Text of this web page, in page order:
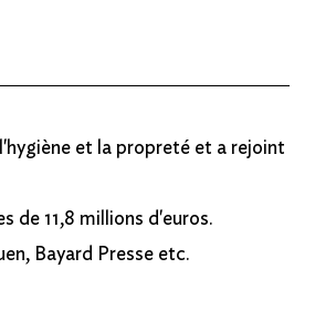
et la propreté et a rejoint
de 11,8 millions d'euros.
Bayard Presse etc.